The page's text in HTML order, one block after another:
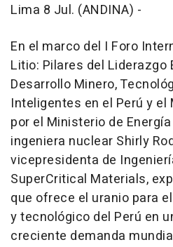
Lima 8 Jul. (ANDINA) -
En el marco del I Foro
Litio: Pilares del Liderazgo
Desarrollo Minero,
Inteligentes en el Perú y el
por el Ministerio de
ingeniera nuclear Shirly
vicepresidenta de
SuperCritical Materials,
que ofrece el uranio para
y tecnológico del Perú en
creciente demanda